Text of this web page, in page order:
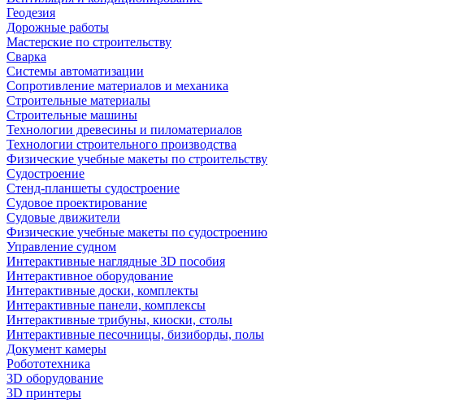
Геодезия
Дорожные работы
Мастерские по строительству
Сварка
Системы автоматизации
Сопротивление материалов и механика
Строительные материалы
Строительные машины
Технологии древесины и пиломатериалов
Технологии строительного производства
Физические учебные макеты по строительству
Судостроение
Стенд-планшеты судостроение
Судовое проектирование
Судовые движители
Физические учебные макеты по судостроению
Управление судном
Интерактивные наглядные 3D пособия
Интерактивное оборудование
Интерактивные доски, комплекты
Интерактивные панели, комплексы
Интерактивные трибуны, киоски, столы
Интерактивные песочницы, бизиборды, полы
Документ камеры
Робототехника
3D оборудование
3D принтеры